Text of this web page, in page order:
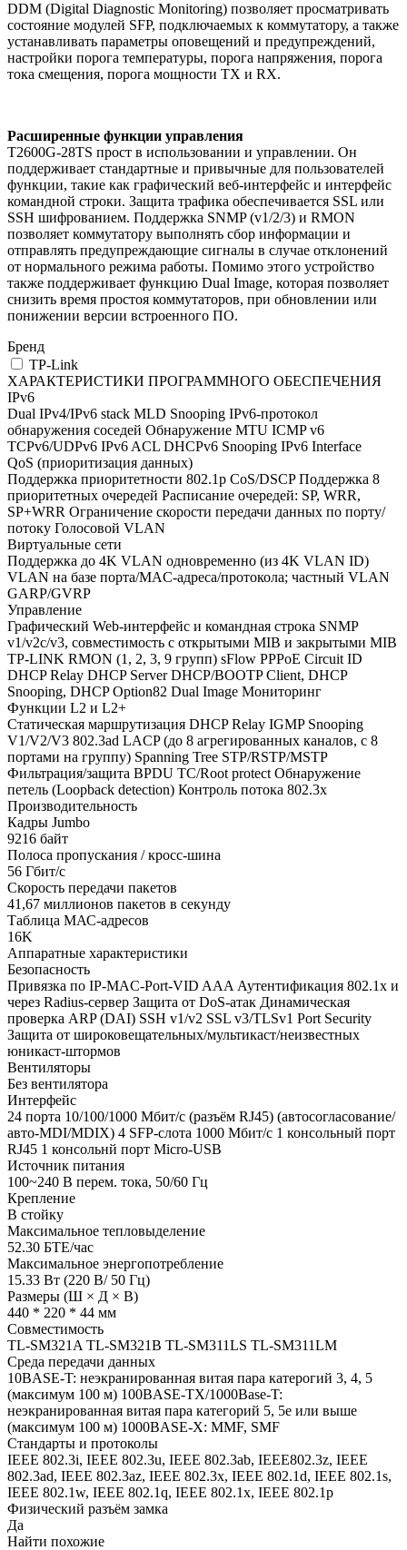
DDM (Digital Diagnostic Monitoring) позволяет просматривать
состояние модулей SFP, подключаемых к коммутатору, а также
устанавливать параметры оповещений и предупреждений,
настройки порога температуры, порога напряжения, порога
тока смещения, порога мощности TX и RX.
Расширенные функции управления
T2600G-28TS прост в использовании и управлении. Он
поддерживает стандартные и привычные для пользователей
функции, такие как графический веб-интерфейс и интерфейс
командной строки. Защита трафика обеспечивается SSL или
SSH шифрованием. Поддержка SNMP (v1/2/3) и RMON
позволяет коммутатору выполнять сбор информации и
отправлять предупреждающие сигналы в случае отклонений
от нормального режима работы. Помимо этого устройство
также поддерживает функцию Dual Image, которая позволяет
снизить время простоя коммутаторов, при обновлении или
понижении версии встроенного ПО.
Бренд
TP-Link
ХАРАКТЕРИСТИКИ ПРОГРАММНОГО ОБЕСПЕЧЕНИЯ
IPv6
Dual IPv4/IPv6 stack MLD Snooping IPv6-протокол
обнаружения соседей Обнаружение MTU ICMP v6
TCPv6/UDPv6 IPv6 ACL DHCPv6 Snooping IPv6 Interface
QoS (приоритизация данных)
Поддержка приоритетности 802.1p CoS/DSCP Поддержка 8
приоритетных очередей Расписание очередей: SP, WRR,
SP+WRR Ограничение скорости передачи данных по порту/
потоку Голосовой VLAN
Виртуальные сети
Поддержка до 4K VLAN одновременно (из 4K VLAN ID)
VLAN на базе порта/MAC-адреса/протокола; частный VLAN
GARP/GVRP
Управление
Графический Web-интерфейс и командная строка SNMP
v1/v2c/v3, совместимость с открытыми MIB и закрытыми MIB
TP-LINK RMON (1, 2, 3, 9 групп) sFlow PPPoE Circuit ID
DHCP Relay DHCP Server DHCP/BOOTP Client, DHCP
Snooping, DHCP Option82 Dual Image Мониторинг
Функции L2 и L2+
Статическая маршрутизация DHCP Relay IGMP Snooping
V1/V2/V3 802.3ad LACP (до 8 агрегированных каналов, с 8
портами на группу) Spanning Tree STP/RSTP/MSTP
Фильтрация/защита BPDU TC/Root protect Обнаружение
петель (Loopback detection) Контроль потока 802.3x
Производительность
Кадры Jumbo
9216 байт
Полоса пропускания / кросс-шина
56 Гбит/с
Скорость передачи пакетов
41,67 миллионов пакетов в секунду
Таблица МАС-адресов
16K
Аппаратные характеристики
Безопасность
Привязка по IP-MAC-Port-VID AAA Аутентификация 802.1x и
через Radius-сервер Защита от DoS-атак Динамическая
проверка ARP (DAI) SSH v1/v2 SSL v3/TLSv1 Port Security
Защита от широковещательных/мультикаст/неизвестных
юникаст-штормов
Вентиляторы
Без вентилятора
Интерфейс
24 порта 10/100/1000 Мбит/с (разъём RJ45) (автосогласование/
авто-MDI/MDIX) 4 SFP-слота 1000 Мбит/с 1 консольный порт
RJ45 1 консольнй порт Micro-USB
Источник питания
100~240 В перем. тока, 50/60 Гц
Крепление
В стойку
Максимальное тепловыделение
52.30 БТЕ/час
Максимальное энергопотребление
15.33 Вт (220 В/ 50 Гц)
Размеры (Ш × Д × В)
440 * 220 * 44 мм
Совместимость
TL-SM321A TL-SM321B TL-SM311LS TL-SM311LM
Среда передачи данных
10BASE-T: неэкранированная витая пара катерогий 3, 4, 5
(максимум 100 м) 100BASE-TX/1000Base-T:
неэкранированная витая пара категорий 5, 5e или выше
(максимум 100 м) 1000BASE-X: MMF, SMF
Стандарты и протоколы
IEEE 802.3i, IEEE 802.3u, IEEE 802.3ab, IEEE802.3z, IEEE
802.3ad, IEEE 802.3az, IEEE 802.3x, IEEE 802.1d, IEEE 802.1s,
IEEE 802.1w, IEEE 802.1q, IEEE 802.1x, IEEE 802.1p
Физический разъём замка
Да
Найти похожие